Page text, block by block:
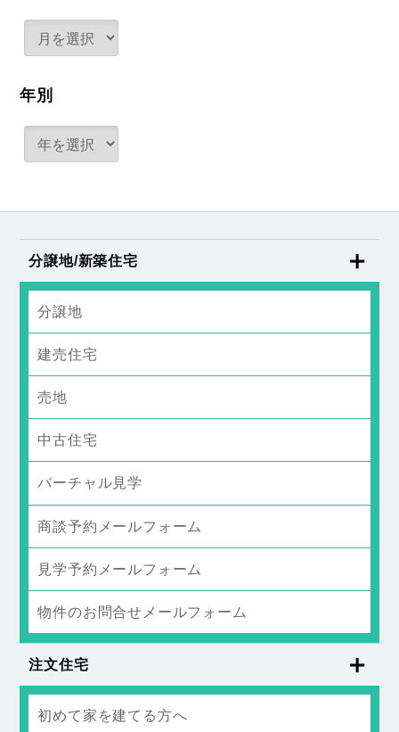
年別
分譲地/新築住宅
分譲地
建売住宅
売地
中古住宅
バーチャル見学
商談予約メールフォーム
見学予約メールフォーム
物件のお問合せメールフォーム
注文住宅
初めて家を建てる方へ